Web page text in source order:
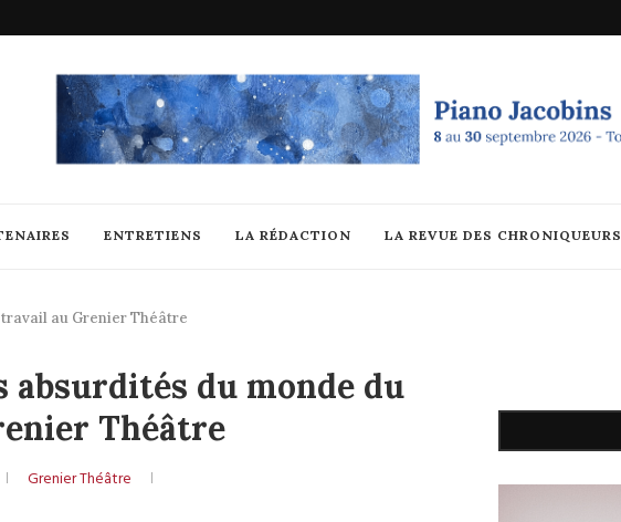
ENTRETIENS LA RÉDACTION LA REVUE DES CHRONIQUEURS
au Grenier Théâtre
absurdités du monde du
Théâtre
Grenier Théâtre